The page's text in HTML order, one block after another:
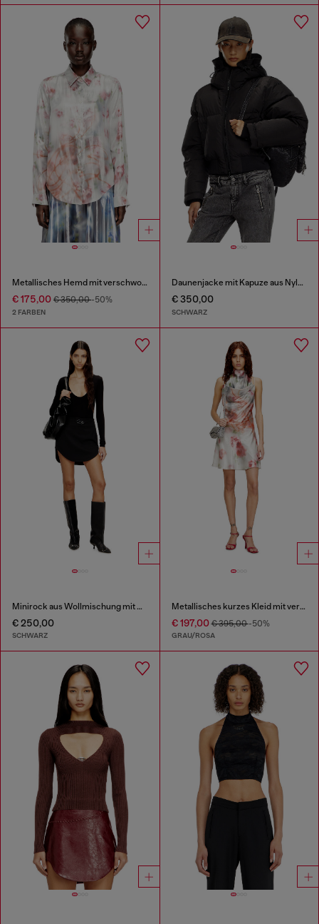
Metallisches Hemd mit verschwommenem Rosenmuster
€ 175,00 € 350,00-50%
2 FARBEN
Daunenjacke mit Kapuze aus Nylon in Knitter-Optik
€ 350,00
SCHWARZ
Minirock aus Wollmischung mit Oval-D-Plakette
€ 250,00
SCHWARZ
Metallisches kurzes Kleid mit verschwommenem Rosenmuster
€ 197,00€ 395,00-50%
GRAU/ROSA